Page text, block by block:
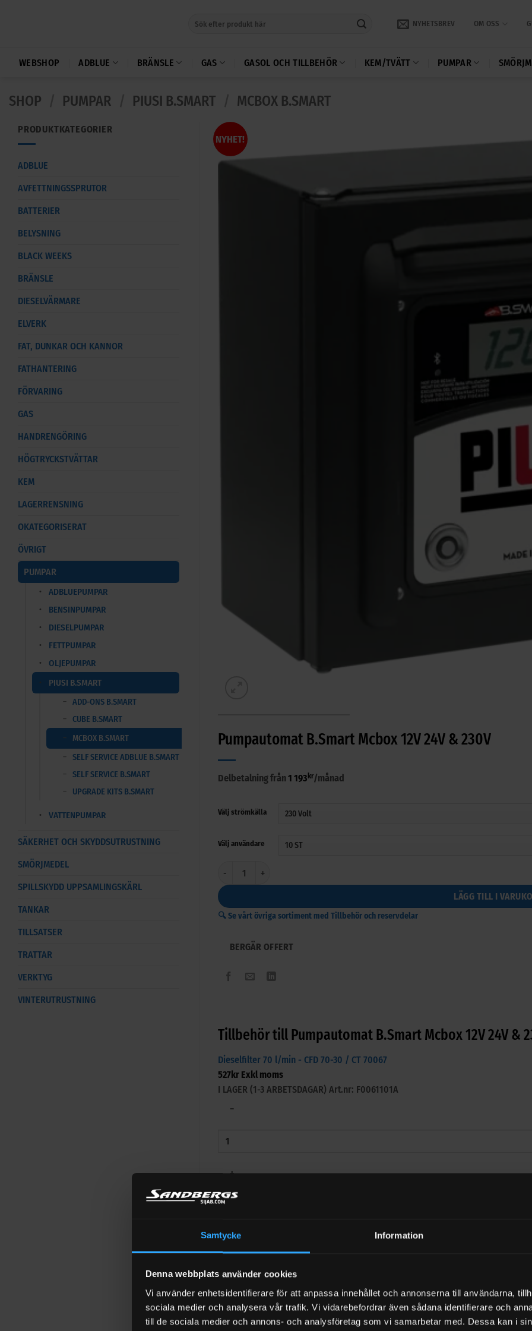
Samtycke Information
Denna webbplats använder cookies
Vi använder enhetsidentifierare för att anpassa innehållet och annonserna till användarna,
sociala medier och analysera vår trafik. Vi vidarebefordrar även sådana identifierare och
till de sociala medier och annons- och analysföretag som vi samarbetar med. Dessa kan i
NYHETSBREV OM OSS
WEBSHOP ADBLUE BRÄNSLE GAS GASOL OCH TILLBEHÖR KEM/TVÄTT PUMPAR
SHOP PUMPAR PIUSI B.SMART MCBOX B.SMART
PRODUKTKATEGORIER
ADBLUE
AVFETTNINGSSPRUTOR
BATTERIER
BELYSNING
BLACK WEEKS
BRÄNSLE
DIESELVÄRMARE
ELVERK
FAT, DUNKAR OCH KANNOR
FATHANTERING
FÖRVARING
GAS
HANDRENGÖRING
HÖGTRYCKSTVÄTTAR
KEM
LAGERRENSNING
OKATEGORISERAT
ÖVRIGT
PUMPAR
ADBLUEPUMPAR
BENSINPUMPAR
DIESELPUMPAR
FETTPUMPAR
OLJEPUMPAR
PIUSI B.SMART
ADD-ONS B.SMART
CUBE B.SMART
MCBOX B.SMART
SELF SERVICE ADBLUE B.SMART
SELF SERVICE B.SMART
UPGRADE KITS B.SMART
VATTENPUMPAR
SÄKERHET OCH SKYDDSUTRUSTNING
SMÖRJMEDEL
SPILLSKYDD UPPSAMLINGSKÄRL
TANKAR
TILLSATSER
TRATTAR
VERKTYG
VINTERUTRUSTNING
NYHET!
Pumpautomat B.Smart Mcbox 12V 24V & 230V
Delbetalning från1 193 kr/månad
Välj strömkälla
Välj användare
LÄGG TILL I
🔍 Se vårt övriga sortiment med Tillbehör och reservdelar
BERGÄR OFFERT
Tillbehör till Pumpautomat B.Smart Mcbox 12V 24V &
Dieselfilter 70 l/min - CFD 70-30 / CT 70067
527kr Exkl moms
I LAGER (1-3 ARBETSDAGAR) Art.nr: F0061101A
−
+
Dieselfilter / bensinfilter med filterhus - 70 l/min (2 filter ingår)
1 398krExkl moms